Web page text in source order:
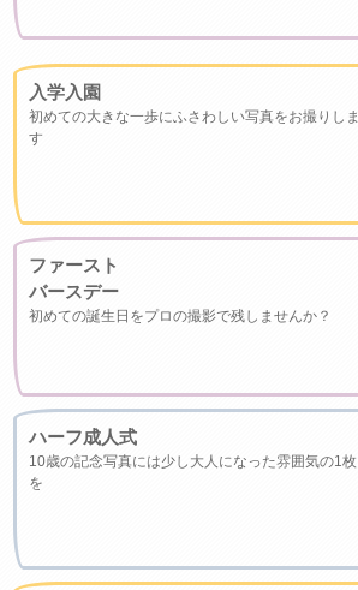
入学入園
初めての大きな一歩にふさわしい写真をお撮りしま
す
ファースト
バースデー
初めての誕生日をプロの撮影で残しませんか？
ハーフ成人式
10歳の記念写真には少し大人になった雰囲気の1枚
を